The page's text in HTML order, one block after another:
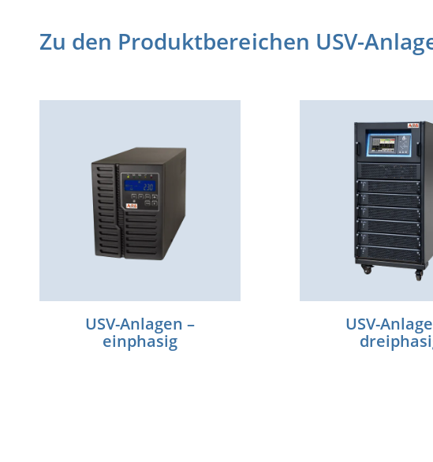
Zu den Produktbereichen USV-
USV-Anlagen –
einphasig
USV-